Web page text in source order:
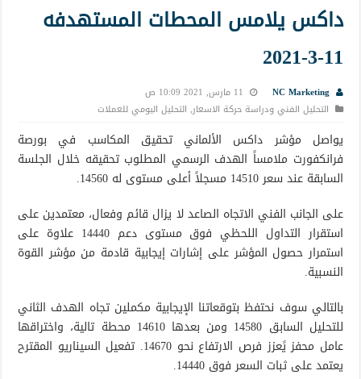
داكس يلامس المحطات المستهدفه
11-3-2021
NC Marketing
11 مارس, 2021 10:09 ص
التحليل الفني ودراسة حركة الاسعار, التحليل اليومي للعملات
يواصل مؤشر داكس الألماني تحقيق المكاسب في بورصة
فرانكفورت ملامساً الهدف الرسمي المطلوب تحقيقه خلال الجلسة
السابقة عند سعر 14510 مسجلاً أعلى مستوى له 14560.
على الجانب الفني الاتجاه الصاعد لا يزال قائم وفعال، معتمدين على
استقرار التداول اللحظي فوق مستوى دعم 14440 علاوة على
استمرار حصول المؤشر على إشارات إيجابية قادمة من مؤشر القوة
النسبية.
بالتالي سوف نحتفظ بتوقعاتنا الإيجابية مكملين تجاه الهدف الثاني
للتحليل السابق 14580 ومن بعدها 14610 محطة تالية، واختراقها
عامل محفز يًعزز فرص الارتفاع نحو 14670. تفعيل السيناريو المقترح
يعتمد على ثبات السعر فوق 14440.